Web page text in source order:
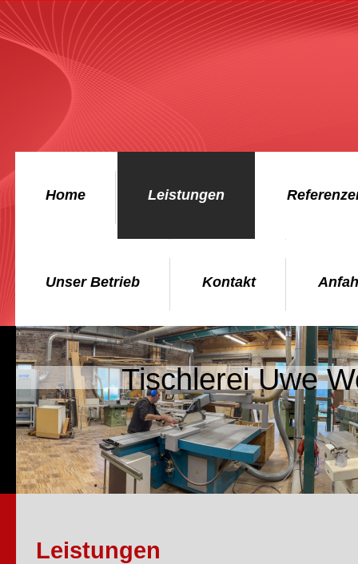
Home Leistungen
Unser Betrieb Kontakt
Tischlerei Uwe
Leistungen